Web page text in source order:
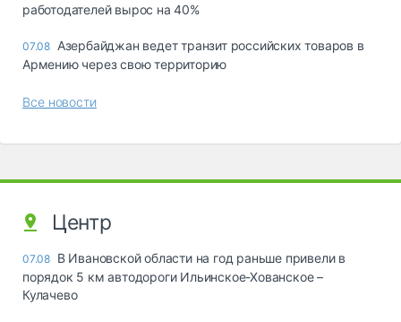
работодателей вырос на 40%
07.08 Азербайджан ведет транзит российских товаров в
Армению через свою территорию
Все новости
Центр
07.08 В Ивановской области на год раньше привели в
порядок 5 км автодороги Ильинское-Хованское –
Кулачево